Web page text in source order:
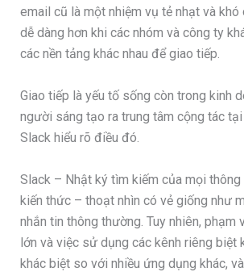
email cũ là một nhiệm vụ tẻ nhạt và khó
dễ dàng hơn khi các nhóm và công ty
các nền tảng khác nhau để giao tiếp.
Giao tiếp là yếu tố sống còn trong kinh
người sáng tạo ra trung tâm cộng tác
Slack hiểu rõ điều đó.
Slack – Nhật ký tìm kiếm của mọi
kiến thức – thoạt nhìn có vẻ giống như
nhắn tin thông thường. Tuy nhiên, phạm
lớn và việc sử dụng các kênh riêng biệt
khác biệt so với nhiều ứng dụng khác,